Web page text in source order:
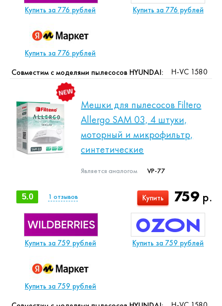
Купить за 776 рублей Купить за 776 рублей
Купить за 776 рублей
Совместим с моделями пылесосов HYUNDAI: H-VC 1580
Мешки для пылесосов Filtero
Allergo SAM 03, 4 штуки,
моторный и микрофильтр,
синтетические
Является аналогом VP-77
759 р.
Купить
5.0 1 отзывов
Купить за 759 рублей Купить за 759 рублей
Купить за 759 рублей